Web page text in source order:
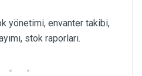
yönetimi, envanter takibi,
stok raporları.